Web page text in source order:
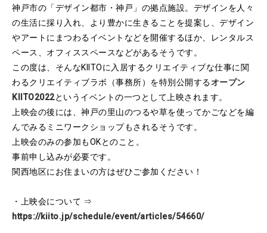
神戸市の「デザイン都市・神戸」の拠点施設。デザインを人々
の生活に採り入れ、より豊かに生きることを提案し、デザイン
やアートにまつわるイベントなどを開催するほか、レンタルス
ペース、オフィススペースなどがあるそうです。
この度は、そんなKIITOに入居するクリエイティブな仕事に関
わるクリエイティブラボ（事務所）を特別公開するオープン
KIITO2022というイベントの一つとして上映されます。
上映会の後には、神戸の里山のつるや草を使ってかごなどを編
んでみるミニワークショップもされるそうです。
上映会のみの参加もOKとのこと。
事前申し込みが必要です。
関西地区にお住まいの方はぜひご参加ください！
・上映会について ⇒
https://kiito.jp/schedule/event/articles/54660/